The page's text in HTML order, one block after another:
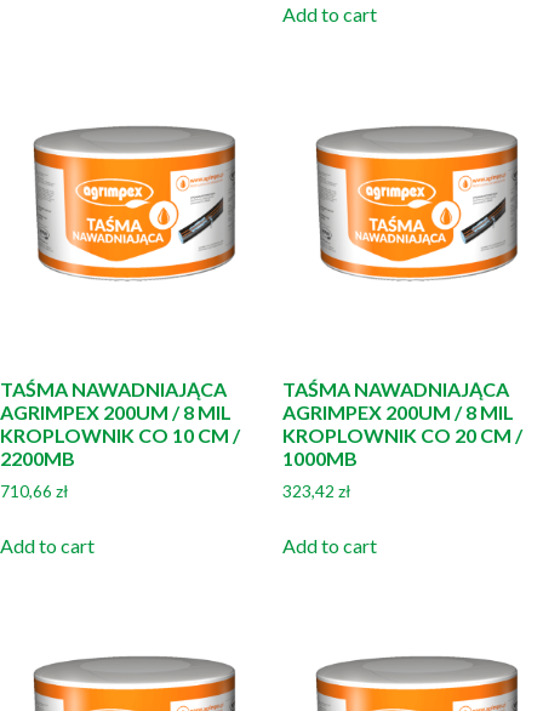
Add to cart
TAŚMA NAWADNIAJĄCA
AGRIMPEX 200UM / 8 MIL
KROPLOWNIK CO 10 CM /
2200MB
710,66 zł
Add to cart
TAŚMA NAWADNIAJĄCA
AGRIMPEX 200UM / 8 MIL
KROPLOWNIK CO 20 CM /
1000MB
323,42 zł
Add to cart